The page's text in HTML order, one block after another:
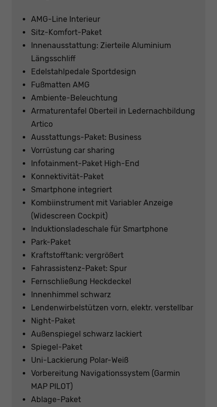
AMG-Line Interieur
Sitz-Komfort-Paket
Innenausstattung: Zierteile Aluminium
Längsschliff
Edelstahlpedale Sportdesign
Fußmatten AMG
Ambiente-Beleuchtung
Armaturentafel Oberteil in Ledernachbildung
Artico
Ausstattungs-Paket: Business
Vorrüstung car sharing
Infotainment-Paket High-End
Konnektivität-Paket
Smartphone integriert
Kombiinstrument mit Variabler Anzeige
(Widescreen Cockpit)
Induktionsladeschale für Smartphone
Park-Paket
Kraftstofftank: vergrößert
Fahrassistenz-Paket: Spur
Fernschließung Heckdeckel
Innenhimmel schwarz
Lendenwirbelstützen vorn, elektr. verstellbar
Night-Paket
Außenspiegel schwarz lackiert
Spiegel-Paket
Uni-Lackierung Polar-Weiß
Vorbereitung Navigationssystem (Garmin
MAP PILOT)
Ablage-Paket